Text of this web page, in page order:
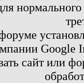
сайт или